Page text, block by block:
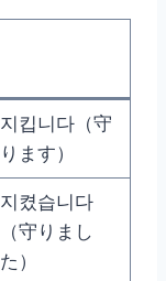
지킵니다（守
ります）
지켰습니다
（守りまし
た）